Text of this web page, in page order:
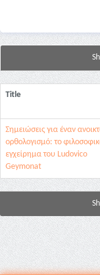
Title
Σημειώσεις για έναν
ορθολογισμό: το
εγχείρημα του Ludovico
Geymonat